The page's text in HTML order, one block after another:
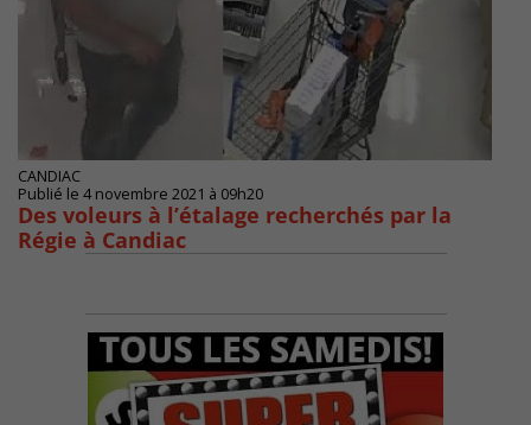
CANDIAC
Publié le 4 novembre 2021 à 09h20
Des voleurs à l’étalage recherchés par la
Régie à Candiac